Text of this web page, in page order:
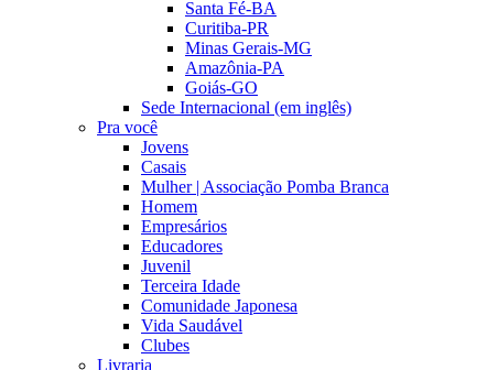
Santa Fé-BA
Curitiba-PR
Minas Gerais-MG
Amazônia-PA
Goiás-GO
Sede Internacional (em inglês)
Pra você
Jovens
Casais
Mulher | Associação Pomba Branca
Homem
Empresários
Educadores
Juvenil
Terceira Idade
Comunidade Japonesa
Vida Saudável
Clubes
Livraria